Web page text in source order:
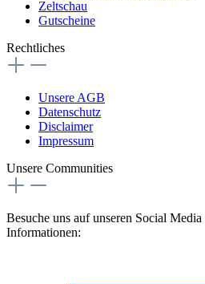
Zeltschau
Gutscheine
Rechtliches
Unsere AGB
Datenschutz
Disclaimer
Impressum
Unsere Communities
Besuche uns auf unseren Social
Informationen: